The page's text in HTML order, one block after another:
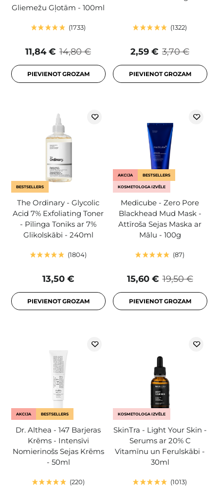
Gliemežu Gļotām - 100ml
1733
14,80 €
11,84 €
PIEVIENOT GROZAM
1322
3,70 €
2,59 €
PIEVIENOT GROZAM
BESTSELLERS
The Ordinary - Glycolic
Acid 7% Exfoliating Toner
- Pīlinga Toniks ar 7%
Glikolskābi - 240ml
1804
13,50 €
PIEVIENOT GROZAM
AKCIJA BESTSELLERS
KOSMETOLOGA IZVĒLE
Medicube - Zero Pore
Blackhead Mud Mask -
Attīroša Sejas Maska ar
Mālu - 100g
87
19,50 €
15,60 €
PIEVIENOT GROZAM
AKCIJA BESTSELLERS
Dr. Althea - 147 Barjeras
Krēms - Intensīvi
Nomierinošs Sejas Krēms
- 50ml
220
KOSMETOLOGA IZVĒLE
SkinTra - Light Your Skin -
Serums ar 20% C
Vitamīnu un Ferulskābi -
30ml
1013